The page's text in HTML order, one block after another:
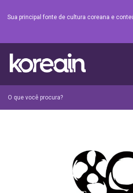
Sua principal fonte de cultura coreana e